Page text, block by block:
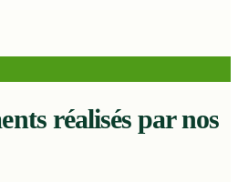
réalisés par nos